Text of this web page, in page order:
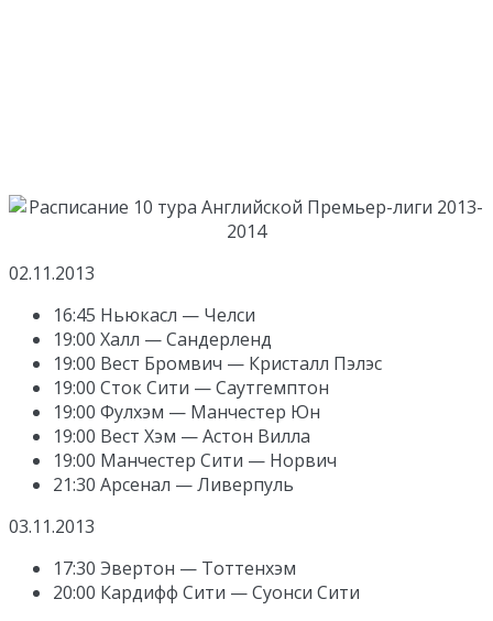
02.11.2013
16:45 Ньюкасл — Челси
19:00 Халл — Сандерленд
19:00 Вест Бромвич — Кристалл Пэлэс
19:00 Сток Сити — Саутгемптон
19:00 Фулхэм — Манчестер Юн
19:00 Вест Хэм — Астон Вилла
19:00 Манчестер Сити — Норвич
21:30 Арсенал — Ливерпуль
03.11.2013
17:30 Эвертон — Тоттенхэм
20:00 Кардифф Сити — Суонси Сити